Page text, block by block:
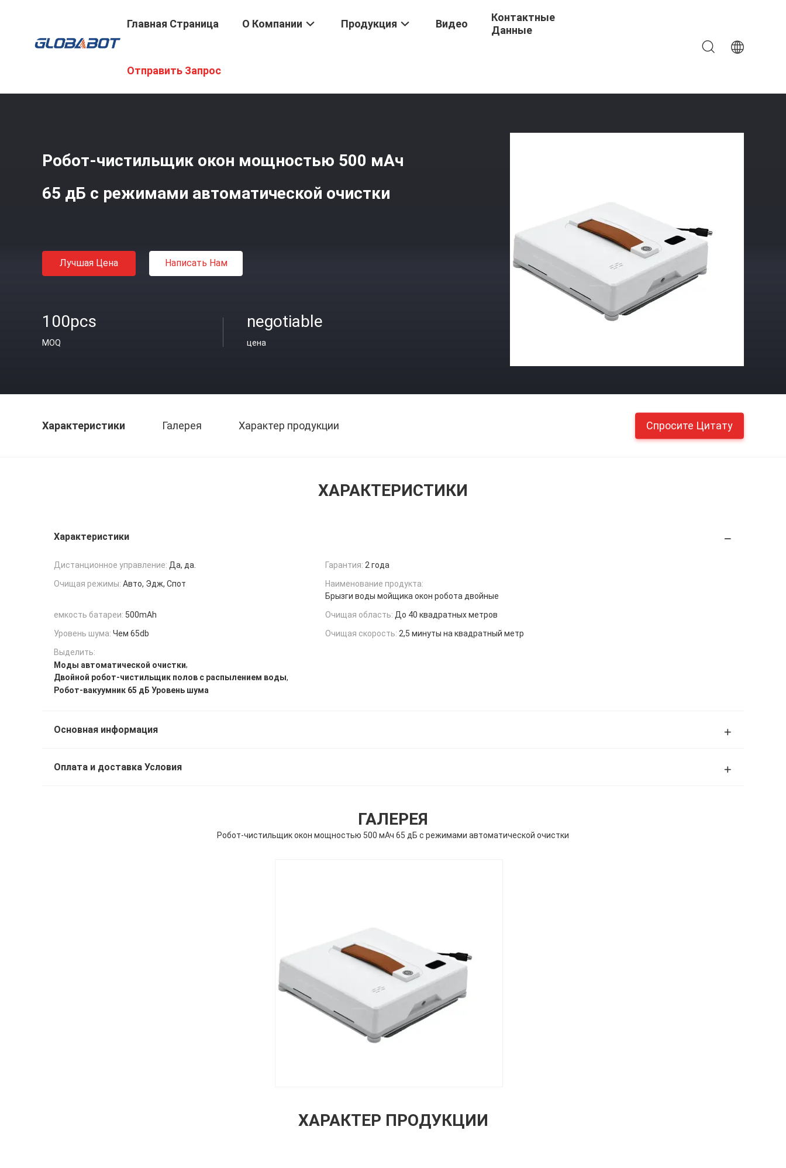
Главная Страница О Компании Продукция Видео
Контактные
Данные
Отправить Запрос
Робот-чистильщик окон мощностью 500 мАч
65 дБ с режимами автоматической очистки
Лучшая Цена Написать Нам
100pcs
MOQ
negotiable
цена
Характеристики Галерея Характер продукции Спросите Цитату
ХАРАКТЕРИСТИКИ
Характеристики
Дистанционное управление: Да, да. Гарантия: 2 года
Очищая режимы: Авто, Эдж, Спот
Наименование продукта:
Брызги воды мойщика окон робота двойные
емкость батареи: 500mAh Очищая область: До 40 квадратных метров
Уровень шума: Чем 65db Очищая скорость: 2,5 минуты на квадратный метр
Выделить:
Моды автоматической очистки,
Двойной робот-чистильщик полов с распылением воды,
Робот-вакуумник 65 дБ Уровень шума
Основная информация
Оплата и доставка Условия
ГАЛЕРЕЯ
Робот-чистильщик окон мощностью 500 мАч 65 дБ с режимами автоматической очистки
ХАРАКТЕР ПРОДУКЦИИ